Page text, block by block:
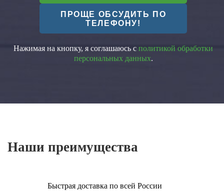
ПРОЩЕ ОБСУДИТЬ ПО
ТЕЛЕФОНУ!
Нажимая на кнопку, я соглашаюсь с политикой обработки
персональных данных.
Наши преимущества
Быстрая доставка по всей России